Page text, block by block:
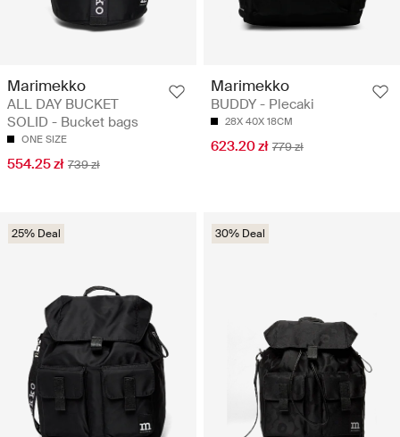
Marimekko
ALL DAY BUCKET
SOLID - Bucket bags
ONE SIZE
554.25 zł 739 zł
Marimekko
BUDDY - Plecaki
28X 40X 18CM
623.20 zł 779 zł
25% Deal 30% Deal